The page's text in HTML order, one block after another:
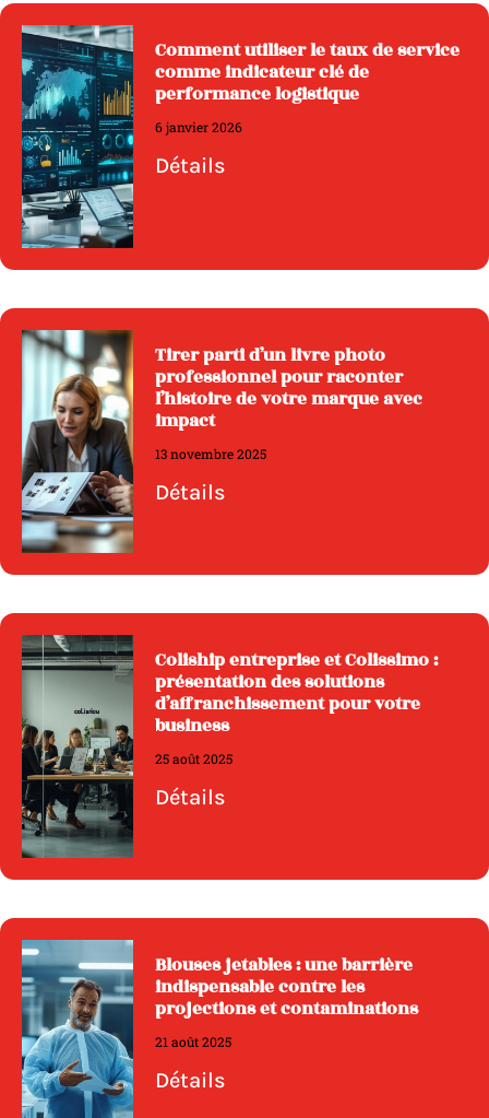
Comment utiliser le taux de service
comme indicateur clé de
performance logistique
6 janvier 2026
Détails
Tirer parti d’un livre photo
professionnel pour raconter
l’histoire de votre marque avec
impact
13 novembre 2025
Détails
Coliship entreprise et Colissimo :
présentation des solutions
d’affranchissement pour votre
business
25 août 2025
Détails
Blouses jetables : une barrière
indispensable contre les
projections et contaminations
21 août 2025
Détails